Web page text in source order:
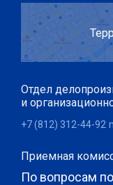
Отдел
и
+7 (812) 312-44-92
Приемная
По вопросам